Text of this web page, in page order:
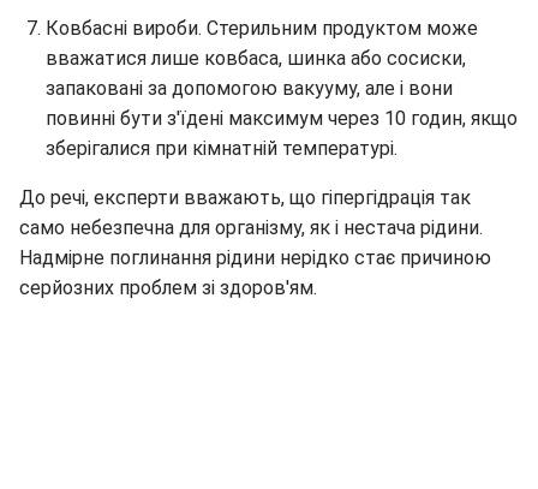
Ковбасні вироби. Стерильним продуктом може
вважатися лише ковбаса, шинка або сосиски,
запаковані за допомогою вакууму, але і вони
повинні бути з'їдені максимум через 10 годин, якщо
зберігалися при кімнатній температурі.
До речі, експерти вважають, що гіпергідрація так
само небезпечна для організму, як і нестача рідини.
Надмірне поглинання рідини нерідко стає причиною
серйозних проблем зі здоров'ям.